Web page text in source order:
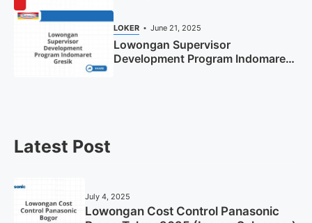
LOKER June 21, 2025
Lowongan Supervisor
Development Program Indomaret
Latest Post
July 4, 2025
Lowongan Cost Control Panasonic